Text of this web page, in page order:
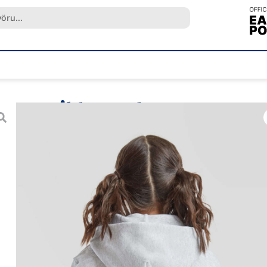
Heil barnahettupeysa
Vöruflokkur Peysur
Klassísk og þægileg barna hettupeysa
Vönduð hettupeysa fyrir börn sem sameinar
útlit. Tilvalin fyrir skóla, íþróttir og daglega notkun.